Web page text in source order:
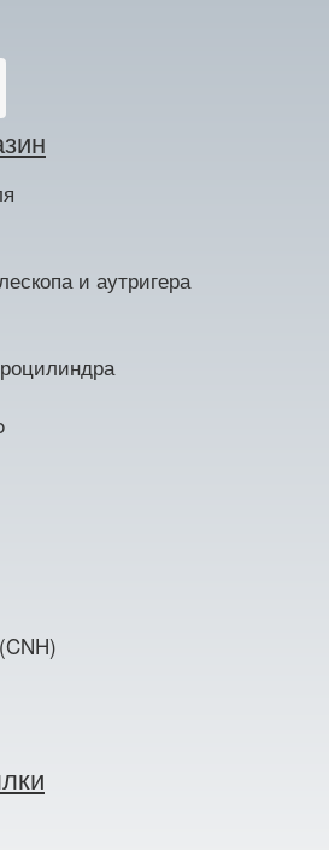
и аутригера